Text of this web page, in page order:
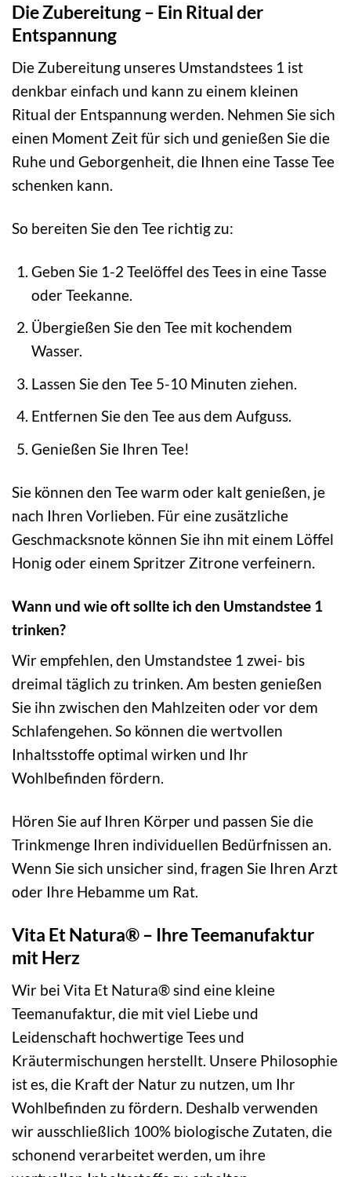
Die Zubereitung – Ein Ritual der
Entspannung
Die Zubereitung unseres Umstandstees 1 ist
denkbar einfach und kann zu einem kleinen
Ritual der Entspannung werden. Nehmen Sie sich
einen Moment Zeit für sich und genießen Sie die
Ruhe und Geborgenheit, die Ihnen eine Tasse Tee
schenken kann.
So bereiten Sie den Tee richtig zu:
Geben Sie 1-2 Teelöffel des Tees in eine Tasse
oder Teekanne.
Übergießen Sie den Tee mit kochendem
Wasser.
Lassen Sie den Tee 5-10 Minuten ziehen.
Entfernen Sie den Tee aus dem Aufguss.
Genießen Sie Ihren Tee!
Sie können den Tee warm oder kalt genießen, je
nach Ihren Vorlieben. Für eine zusätzliche
Geschmacksnote können Sie ihn mit einem Löffel
Honig oder einem Spritzer Zitrone verfeinern.
Wann und wie oft sollte ich den Umstandstee 1
trinken?
Wir empfehlen, den Umstandstee 1 zwei- bis
dreimal täglich zu trinken. Am besten genießen
Sie ihn zwischen den Mahlzeiten oder vor dem
Schlafengehen. So können die wertvollen
Inhaltsstoffe optimal wirken und Ihr
Wohlbefinden fördern.
Hören Sie auf Ihren Körper und passen Sie die
Trinkmenge Ihren individuellen Bedürfnissen an.
Wenn Sie sich unsicher sind, fragen Sie Ihren Arzt
oder Ihre Hebamme um Rat.
Vita Et Natura® – Ihre Teemanufaktur
mit Herz
Wir bei Vita Et Natura® sind eine kleine
Teemanufaktur, die mit viel Liebe und
Leidenschaft hochwertige Tees und
Kräutermischungen herstellt. Unsere Philosophie
ist es, die Kraft der Natur zu nutzen, um Ihr
Wohlbefinden zu fördern. Deshalb verwenden
wir ausschließlich 100% biologische Zutaten, die
schonend verarbeitet werden, um ihre